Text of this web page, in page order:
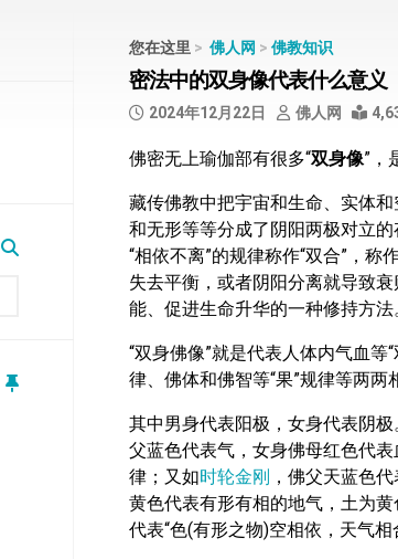
您在这里 > 佛人网 > 佛教知识
密法中的双身像代表什么意义
2024年12月22日 佛人网
佛密无上瑜伽部有很多“双身像”，
藏传佛教中把宇宙和生命、实体
和无形等等分成了阴阳两极对立
“相依不离”的规律称作“双合”，称
失去平衡，或者阴阳分离就导致
能、促进生命升华的一种修持方法
“双身佛像”就是代表人体内气血等
律、佛体和佛智等“果”规律等两两
其中男身代表阳极，女身代表阴极
父蓝色代表气，女身佛母红色代
律；又如时轮金刚 ，佛父天蓝色
黄色代表有形有相的地气，土为
代表“色(有形之物)空相依，天气相